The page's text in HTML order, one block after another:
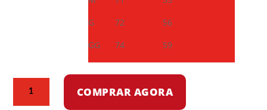
G
72
56
GG
74 59
COMPRAR AGORA